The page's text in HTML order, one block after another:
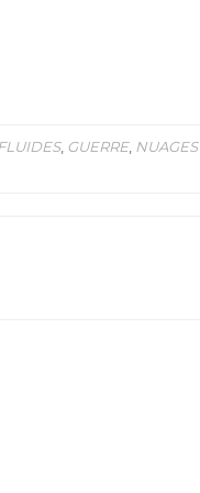
FLUIDES, GUERRE, NUAGES